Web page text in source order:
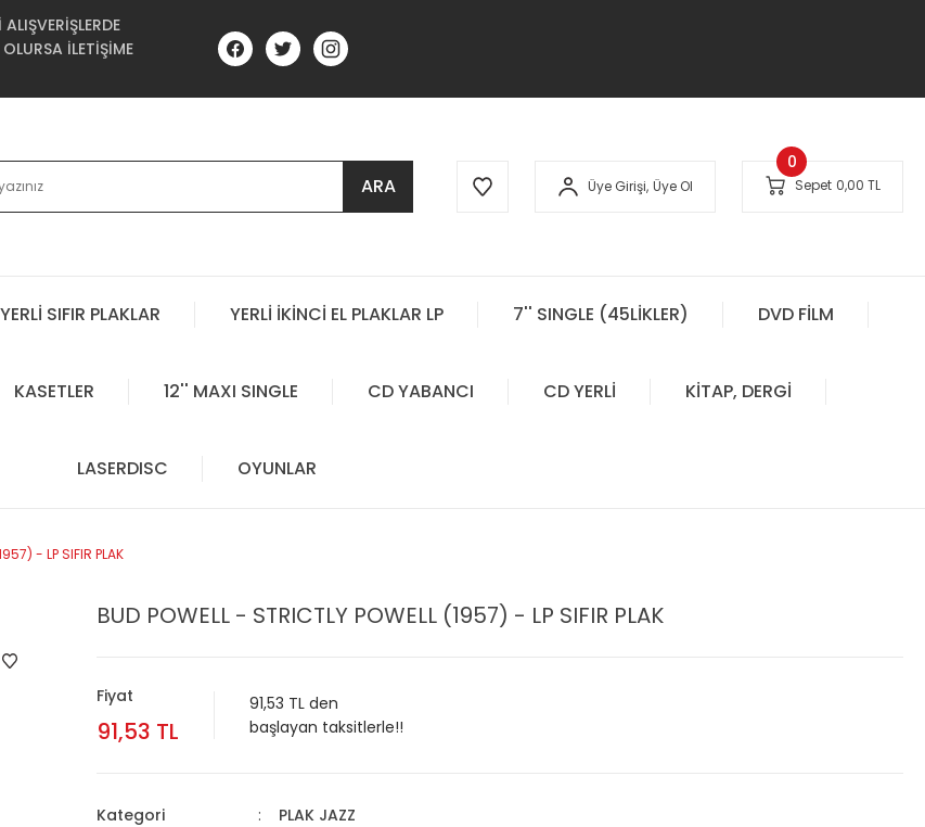
İLETİŞİME
ARA Üye Girişi, Üye Ol Sepet 0,00 TL
0
YERLİ SIFIR PLAKLAR YERLİ İKİNCİ EL PLAKLAR LP 7'' SINGLE (45LİKLER) DVD FİLM
KASETLER 12'' MAXI SINGLE CD YABANCI CD YERLİ KİTAP, DERGİ
LASERDISC OYUNLAR
- LP SIFIR PLAK
BUD POWELL - STRICTLY POWELL (1957) - LP SIFIR PLAK
Fiyat
91,53 TL
91,53 TL den
başlayan taksitlerle!!
Kategori
PLAK JAZZ